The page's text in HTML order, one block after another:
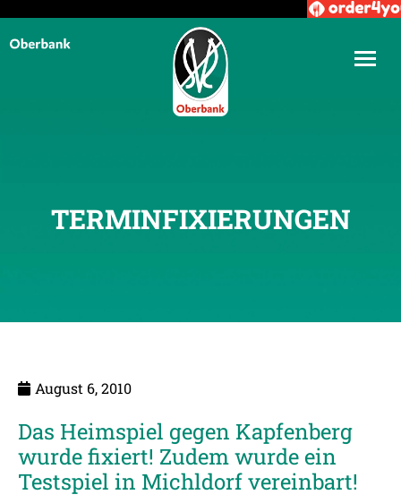
TERMINFIXIERUNGEN
August 6, 2010
Das Heimspiel gegen Kapfenberg
wurde fixiert! Zudem wurde ein
Testspiel in Michldorf vereinbart!